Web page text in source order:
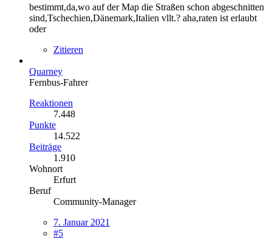
bestimmt,da,wo auf der Map die Straßen schon abgeschnitten
sind,Tschechien,Dänemark,Italien vllt.? aha,raten ist erlaubt
oder
Zitieren
Quarney
Fernbus-Fahrer
Reaktionen
7.448
Punkte
14.522
Beiträge
1.910
Wohnort
Erfurt
Beruf
Community-Manager
7. Januar 2021
#5